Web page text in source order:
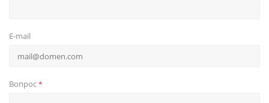
E-mail
Вопрос*